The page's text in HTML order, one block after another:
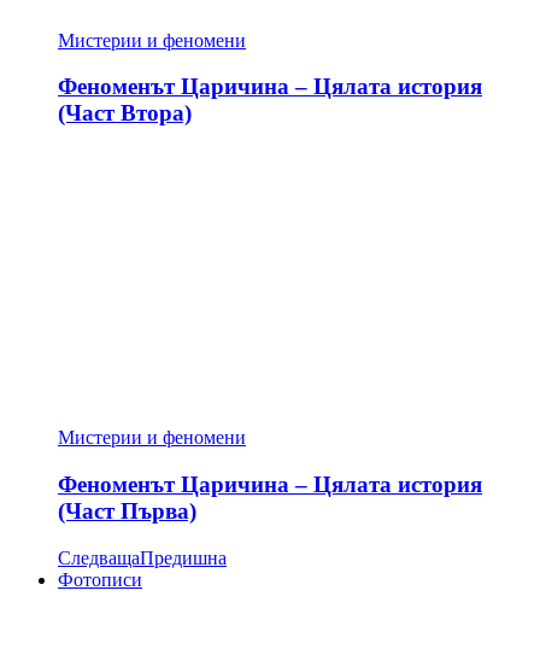
Мистерии и феномени
Феноменът Царичина – Цялата история
(Част Втора)
Мистерии и феномени
Феноменът Царичина – Цялата история
(Част Първа)
СледващаПредишна
Фотописи